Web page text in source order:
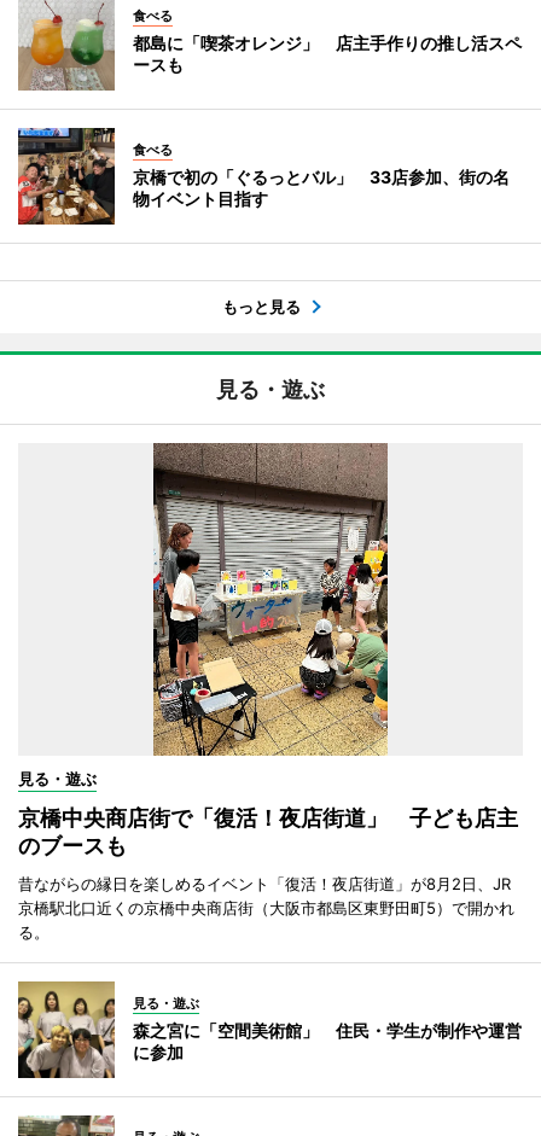
食べる
都島に「喫茶オレンジ」 店主手作りの推し活スペ
ースも
食べる
京橋で初の「ぐるっとバル」 33店参加、街の名
物イベント目指す
もっと見る
見る・遊ぶ
見る・遊ぶ
京橋中央商店街で「復活！夜店街道」 子ども店主
のブースも
昔ながらの縁日を楽しめるイベント「復活！夜店街道」が8月2日、JR
京橋駅北口近くの京橋中央商店街（大阪市都島区東野田町5）で開かれ
る。
見る・遊ぶ
森之宮に「空間美術館」 住民・学生が制作や運営
に参加